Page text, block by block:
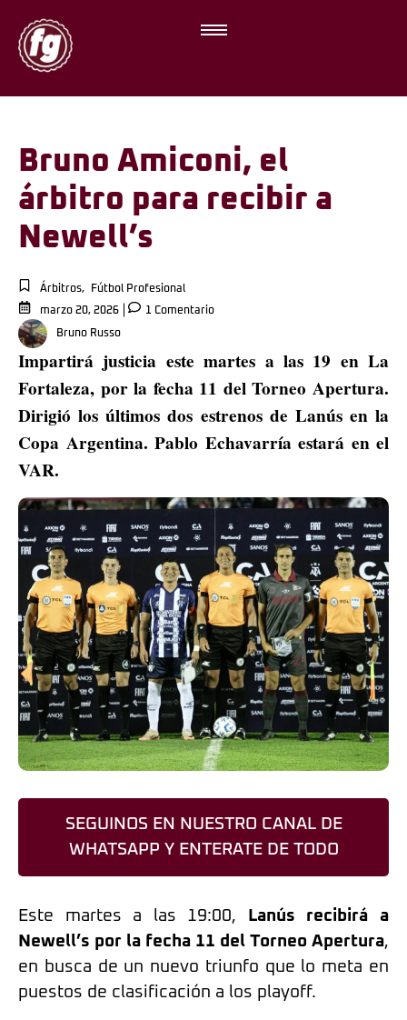
Bruno Amiconi, el
árbitro para recibir a
Newell’s
Árbitros,
Fútbol Profesional
marzo 20, 2026
1 Comentario
Bruno Russo
Impartirá justicia este martes a las 19 en La
Fortaleza, por la fecha 11 del Torneo Apertura.
Dirigió los últimos dos estrenos de Lanús en la
Copa Argentina. Pablo Echavarría estará en el
VAR.
SEGUINOS EN NUESTRO CANAL DE
WHATSAPP Y ENTERATE DE TODO
Este martes a las 19:00,
Lanús recibirá a
Newell’s por la fecha 11 del Torneo Apertura,
en busca de un nuevo triunfo que lo meta en
puestos de clasificación a los playoff.